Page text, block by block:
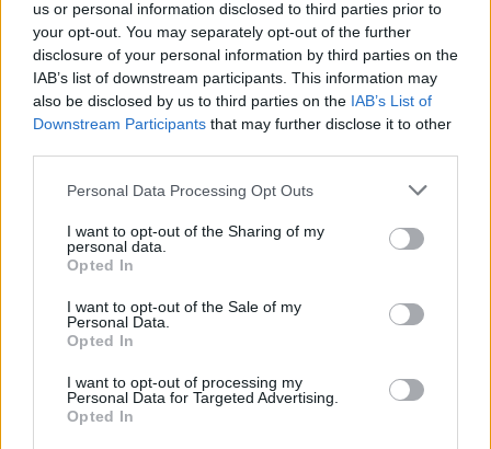
us or personal information disclosed to third parties prior to
your opt-out. You may separately opt-out of the further
disclosure of your personal information by third parties on the
IAB’s list of downstream participants. This information may
also be disclosed by us to third parties on the IAB’s List of
Downstream Participants that may further disclose it to other
Please note that this website/app uses one or more Google
not limited to your visit or usage behaviour. You may click to
grant or deny consent to Google and its third-party tags to
use your data for below specified purposes in below Google
consent section.
Personal Data Processing Opt Outs
I want to opt-out of the Sharing of my
personal data.
Opted In
I want to opt-out of the Sale of my
Personal Data.
Opted In
I want to opt-out of processing my
Personal Data for Targeted Advertising.
Opted In
Rengeteg hír és cikk vár rád, lehet, hogy éppen nem
jön szembe GSO-n vagy a social médiában. Segítünk,
hogy naprakész maradj, kiválogatjuk neked a
legjobbakat,iratkozz fel hírlevelünkre!
Kijelentem, hogy az adatkezelési nyilatkozat
SMASH by Meló-Diák: Homok, zene és a nyár legjobb
hangulata – Jön a második forduló! (X)